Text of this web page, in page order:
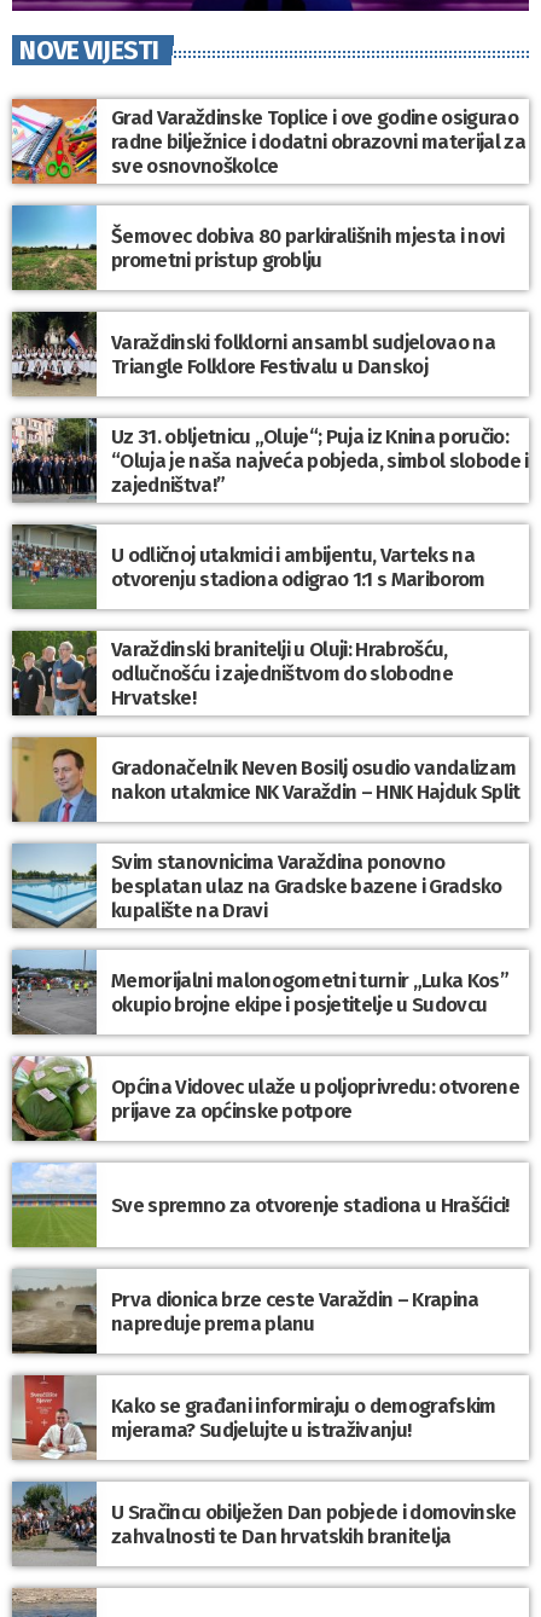
NOVE VIJESTI
Grad Varaždinske Toplice i ove godine osigurao
radne bilježnice i dodatni obrazovni materijal za
sve osnovnoškolce
Šemovec dobiva 80 parkirališnih mjesta i novi
prometni pristup groblju
Varaždinski folklorni ansambl sudjelovao na
Triangle Folklore Festivalu u Danskoj
Uz 31. obljetnicu „Oluje“; Puja iz Knina poručio:
“Oluja je naša najveća pobjeda, simbol slobode i
zajedništva!”
U odličnoj utakmici i ambijentu, Varteks na
otvorenju stadiona odigrao 1:1 s Mariborom
Varaždinski branitelji u Oluji: Hrabrošću,
odlučnošću i zajedništvom do slobodne
Hrvatske!
Gradonačelnik Neven Bosilj osudio vandalizam
nakon utakmice NK Varaždin – HNK Hajduk Split
Svim stanovnicima Varaždina ponovno
besplatan ulaz na Gradske bazene i Gradsko
kupalište na Dravi
Memorijalni malonogometni turnir „Luka Kos”
okupio brojne ekipe i posjetitelje u Sudovcu
Općina Vidovec ulaže u poljoprivredu: otvorene
prijave za općinske potpore
Sve spremno za otvorenje stadiona u Hrašćici!
Prva dionica brze ceste Varaždin – Krapina
napreduje prema planu
Kako se građani informiraju o demografskim
mjerama? Sudjelujte u istraživanju!
U Sračincu obilježen Dan pobjede i domovinske
zahvalnosti te Dan hrvatskih branitelja